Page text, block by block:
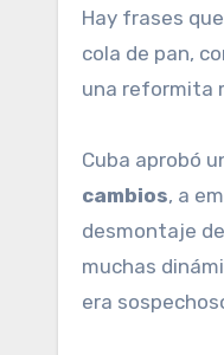
Hay frases que en Cuba pesan más que un discurso entero. “Ahora sí se dieron cuenta”, diría cualquiera en una
cola de pan,
una reformita
Cuba aprobó
cambios, a
desmontaje
muchas
era